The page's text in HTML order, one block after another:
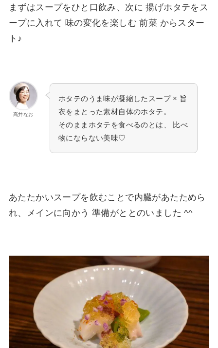
まずはスープをひと口飲み、次に 揚げホタテをス
ープに入れて 味の変化を楽しむ 前菜 からスター
ト♪
高井なお
ホタテのうま味が凝縮したスープ × 旨
衣をまとった素材自体のホタテ。
そのままホタテを食べるのとは、 比べ
物にならない美味♡
あたたかいスープを飲むことで内臓があたためら
れ、メインに向かう 準備がととのいました ^^